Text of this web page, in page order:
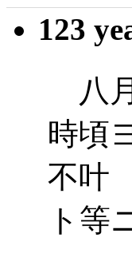
123
八
時頃
不叶
ト等